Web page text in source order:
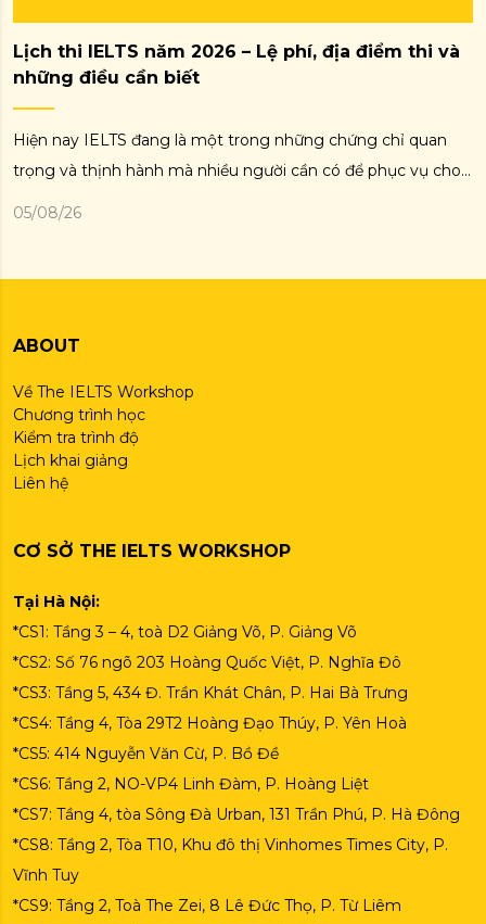
Lịch thi IELTS năm 2026 – Lệ phí, địa điểm thi và
những điều cần biết
Hiện nay IELTS đang là một trong những chứng chỉ quan
trọng và thịnh hành mà nhiều người cần có để phục vụ cho
những mục tiêu khác nhau trong cuộc sống như đi du học,
05/08/26
ABOUT
Về The IELTS Workshop
Chương trình học
Kiểm tra trình độ
Lịch khai giảng
Liên hệ
CƠ SỞ THE IELTS WORKSHOP
Tại Hà Nội:
*CS1: Tầng 3 – 4, toà D2 Giảng Võ, P. Giảng Võ
*CS2: Số 76 ngõ 203 Hoàng Quốc Việt, P. Nghĩa Đô
*CS3: Tầng 5, 434 Đ. Trần Khát Chân, P. Hai Bà Trưng
*CS4: Tầng 4, Tòa 29T2 Hoàng Đạo Thúy, P. Yên Hoà
*CS5: 414 Nguyễn Văn Cừ, P. Bồ Đề
*CS6: Tầng 2, NO-VP4 Linh Đàm, P. Hoàng Liệt
*CS7: Tầng 4, tòa Sông Đà Urban, 131 Trần Phú, P. Hà Đông
*CS8: Tầng 2, Tòa T10, Khu đô thị Vinhomes Times City, P.
Vĩnh Tuy
*CS9: Tầng 2, Toà The Zei, 8 Lê Đức Thọ, P. Từ Liêm